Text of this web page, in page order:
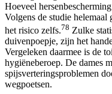
Hoeveel
Volgens de studie
het risico zelfs.78 Zulke
duivenpoepje, zijn het
Vergeleken daarmee is de
hygiëneberoep. De dames
spijsverteringsproblemen
wegpoetsen.